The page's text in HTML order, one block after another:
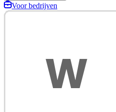
Voor bedrijven